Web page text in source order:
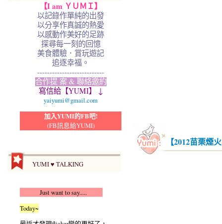
【I am ＹＵＭＩ】
以記錄作單純的出發
以分享作真誠的熱愛
以感動作美好的足跡
探尋每一刻的回憶
美食體驗．賞玩遊記
追逐幸福。
---------------------------
合作提 案 & 聯絡邀約
寫信給【YUMI】 ↓
yaiyumi@gmail.com
加入YUMI的FB吧!
(FB訊息給YUMI)
YUMI ♥ TALKING
Just want to say.....
Today~
【2012苗栗煙